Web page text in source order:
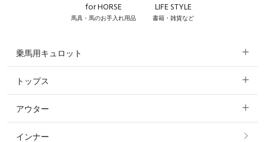
for HORSE
馬具・馬のお手入れ用品
LIFE STYLE
書籍・雑貨など
乗馬用キュロット
すべてのキュロット
フルグリップ・尻革 キュロット
トップス
すべてのトップス
アウター
すべてのアウター
インナー